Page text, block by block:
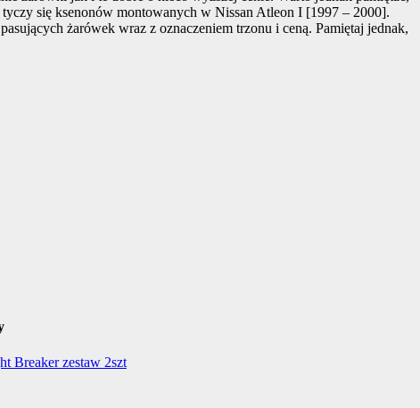
się ksenonów montowanych w Nissan Atleon I [1997 – 2000].
żarówek wraz z oznaczeniem trzonu i ceną. Pamiętaj jednak,